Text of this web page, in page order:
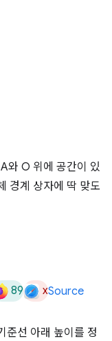
와 O 위에 공간이 있
경계 상자에 딱 맞도
89 xSource
준선 아래 높이를 정